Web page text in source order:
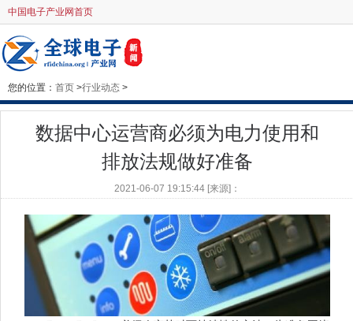
中国电子产业网首页
您的位置： 首页 >行业动态 >
数据中心运营商必须为电力使用和
排放法规做好准备
2021-06-07 19:15:44 [来源]：